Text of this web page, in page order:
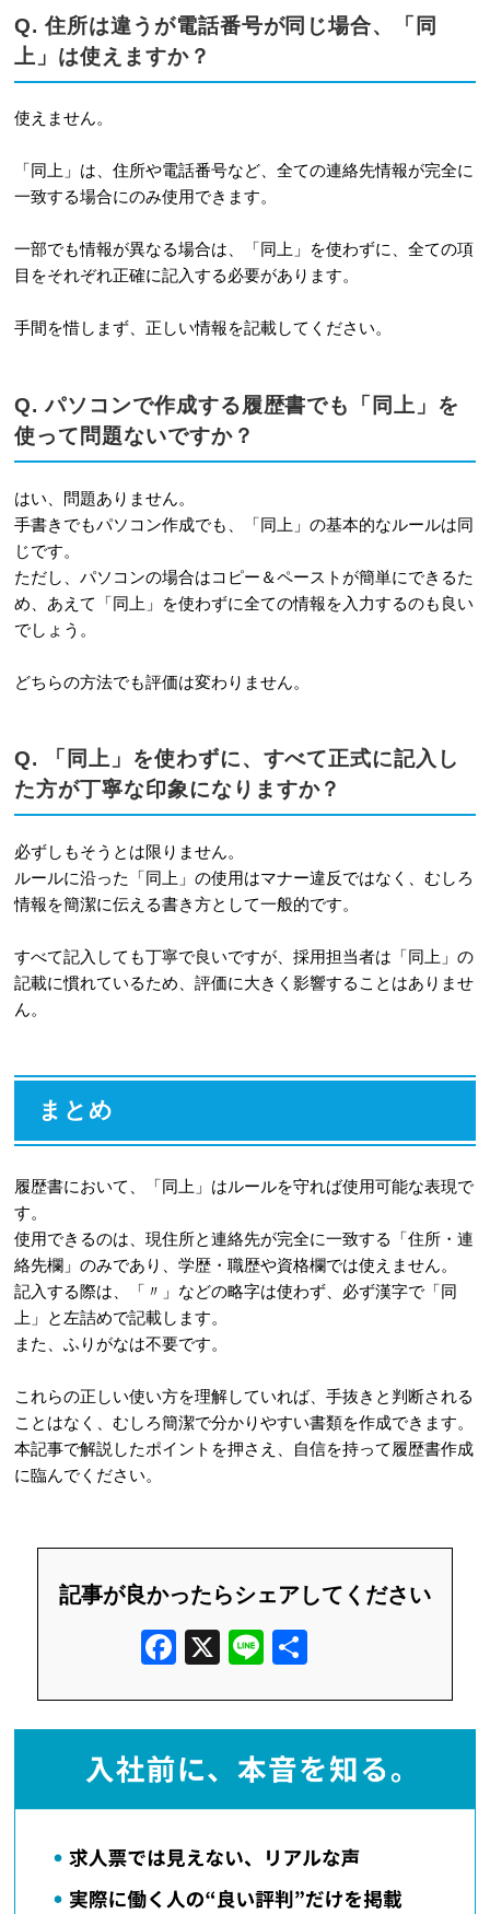
Q. 住所は違うが電話番号が同じ場合、「同
上」は使えますか？
使えません。
「同上」は、住所や電話番号など、全ての連絡先情報が完全に
一致する場合にのみ使用できます。
一部でも情報が異なる場合は、「同上」を使わずに、全ての項
目をそれぞれ正確に記入する必要があります。
手間を惜しまず、正しい情報を記載してください。
Q. パソコンで作成する履歴書でも「同上」を
使って問題ないですか？
はい、問題ありません。
手書きでもパソコン作成でも、「同上」の基本的なルールは同
じです。
ただし、パソコンの場合はコピー＆ペーストが簡単にできるた
め、あえて「同上」を使わずに全ての情報を入力するのも良い
でしょう。
どちらの方法でも評価は変わりません。
Q. 「同上」を使わずに、すべて正式に記入し
た方が丁寧な印象になりますか？
必ずしもそうとは限りません。
ルールに沿った「同上」の使用はマナー違反ではなく、むしろ
情報を簡潔に伝える書き方として一般的です。
すべて記入しても丁寧で良いですが、採用担当者は「同上」の
記載に慣れているため、評価に大きく影響することはありませ
ん。
まとめ
履歴書において、「同上」はルールを守れば使用可能な表現で
す。
使用できるのは、現住所と連絡先が完全に一致する「住所・連
絡先欄」のみであり、学歴・職歴や資格欄では使えません。
記入する際は、「〃」などの略字は使わず、必ず漢字で「同
上」と左詰めで記載します。
また、ふりがなは不要です。
これらの正しい使い方を理解していれば、手抜きと判断される
ことはなく、むしろ簡潔で分かりやすい書類を作成できます。
本記事で解説したポイントを押さえ、自信を持って履歴書作成
に臨んでください。
記事が良かったらシェアしてください
F
e
b
o
o
k
X
Li